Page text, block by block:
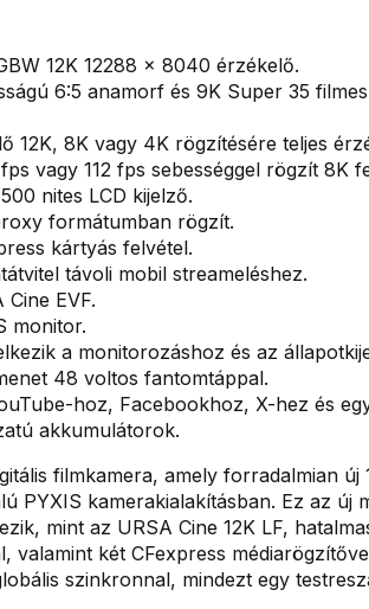
12K 12288 x 8040 érzékelő.
6:5 anamorf és 9K Super 35
12K, 8K vagy 4K rögzítésére teljes
vagy 112 fps sebességgel rögzít 8K
nites LCD kijelző.
formátumban rögzít.
kártyás felvétel.
távoli mobil streameléshez.
EVF.
monitor.
a monitorozáshoz és az
48 voltos fantomtáppal.
hoz, Facebookhoz, X-hez és
akkumulátorok.
filmkamera, amely forradalmian új
PYXIS kamerakialakításban. Ez az új
mint az URSA Cine 12K LF,
valamint két CFexpress
szinkronnal, mindezt egy